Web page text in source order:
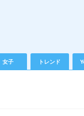
女子 トレンド